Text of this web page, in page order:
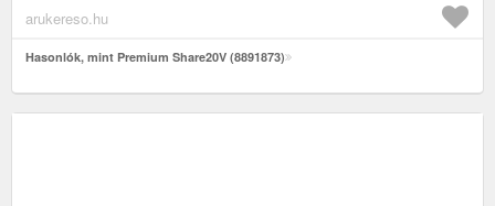
arukereso.hu
Hasonlók, mint Premium Share20V (8891873)